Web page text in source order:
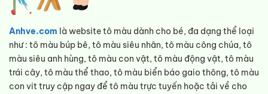
Anhve.com là website tô màu dành cho bé, đa dạng thể loại
như : tô màu búp bê, tô màu siêu nhân, tô màu công chúa, tô
màu siêu anh hùng, tô màu con vật, tô màu động vật, tô màu
trái cây, tô màu thể thao, tô màu biển báo gaio thông, tô màu
con vit truy cập ngay để tô màu trực tuyến hoặc tải về cho